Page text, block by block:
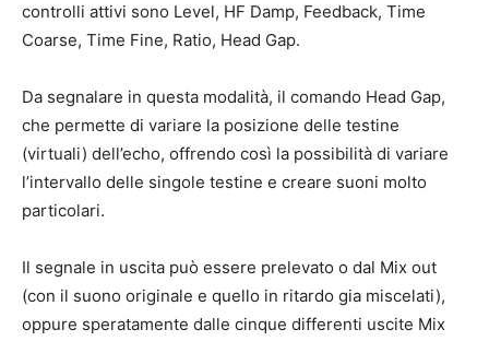
controlli attivi sono Level, HF Damp, Feedback, Time
Coarse, Time Fine, Ratio, Head Gap.
Da segnalare in questa modalità, il comando Head Gap,
che permette di variare la posizione delle testine
(virtuali) dell’echo, offrendo così la possibilità di variare
l’intervallo delle singole testine e creare suoni molto
particolari.
Il segnale in uscita può essere prelevato o dal Mix out
(con il suono originale e quello in ritardo gia miscelati),
oppure speratamente dalle cinque differenti uscite Mix